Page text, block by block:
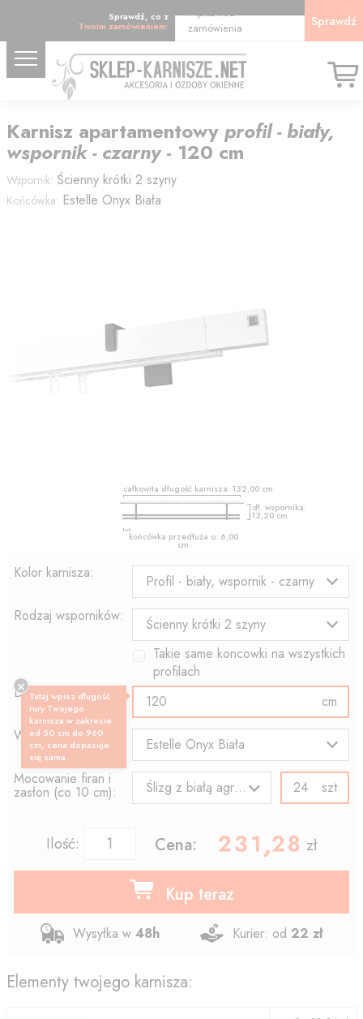
Sprawdź, co z
Twoim zamówieniem:
Wpisz kod
zamówienia
Sprawdź
Karnisz apartamentowy profil - biały,
wspornik - czarny- 120 cm
Wspornik: Ścienny krótki 2 szyny
Końcówka: Estelle Onyx Biała
całkowita długość karnisza: 132,00cm
dł. wspornika:
13,20cm
końcówka przedłuża o: 6,00
cm
Kolor karnisza:
Profil - biały, wspornik - czarny
Rodzaj wsporników:
Ścienny krótki 2 szyny
Takie same koncowki na wszystkich
profilach
Długość profilu:
cm
Wzór końcówki:
Estelle Onyx Biała
Mocowanie firan i
zasłon (co 10 cm): Ślizg z białą agrafką szt
Ilość: Cena: , zł
Kup teraz
Wysyłka w 48h Kurier: od 22 zł
Tutaj wpisz długość
rury Twojego
karnisza w zakresie
od 50 cm do 960
cm, cena dopasuje
się sama.
Elementy twojego karnisza: